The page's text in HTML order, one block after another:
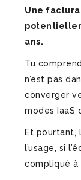
Une
ans.
Tu
n’est pas
converger
modes IaaS
Et pourtant,
l’usage, si
compliqué